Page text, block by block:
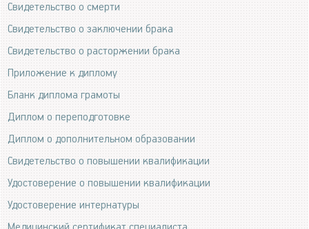
Свидетельство о смерти
Свидетельство о заключении брака
Свидетельство о расторжении брака
Приложение к диплому
Бланк диплома грамоты
Диплом о переподготовке
Диплом о дополнительном образовании
Свидетельство о повышении квалификации
Удостоверение о повышении квалификации
Удостоверение интернатуры